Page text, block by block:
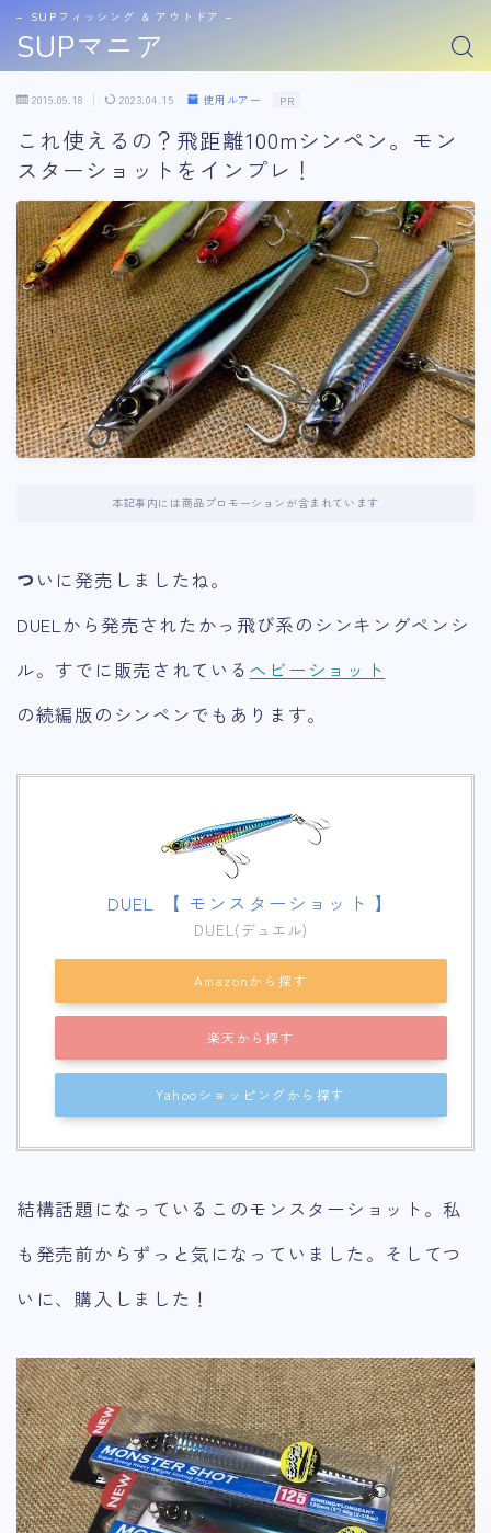
SUPマニア
− SUPフィッシング & アウトドア −
2019.09.18 2023.04.15 使用ルアー PR
これ使えるの？飛距離100mシンペン。モン
スターショットをインプレ！
本記事内には商品プロモーションが含まれています
つ いに発売しましたね。
DUELから発売されたかっ飛び系のシンキングペンシ
ル。すでに販売されている ヘビーショット
の続編版のシンペンでもあります。
DUEL 【 モンスターショット 】
DUEL(デュエル)
Amazonから探す
楽天から探す
Yahooショッピングから探す
結構話題になっているこのモンスターショット。私
も発売前からずっと気になっていました。そしてつ
いに、購入しました！